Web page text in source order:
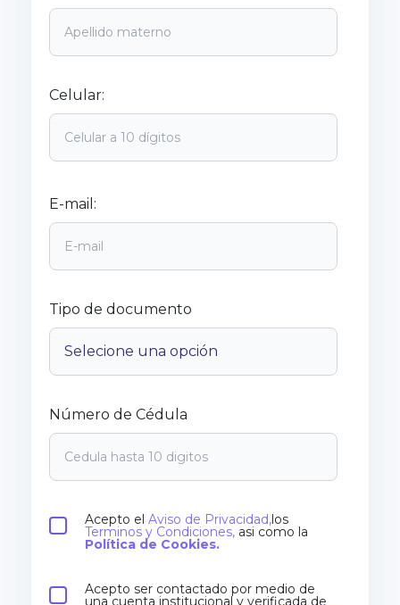
Celular:
E-mail:
Tipo de documento
Número de Cédula
Acepto el Aviso de Privacidad,los
Terminos y Condiciones, asi como la
Política de Cookies.
Acepto ser contactado por medio de
una cuenta institucional y verificada de